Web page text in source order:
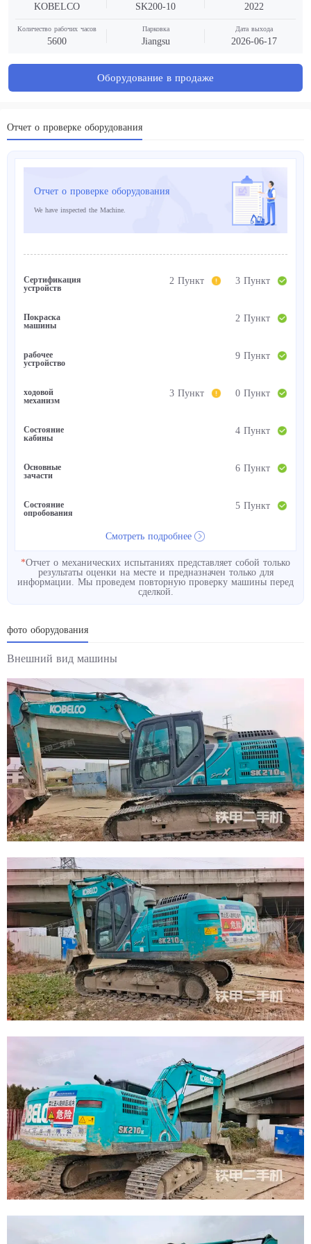
KOBELCO SK200-10 2022
Количество рабочих часов
5600
Парковка
Jiangsu
Дата выхода
2026-06-17
Оборудование в продаже
Отчет о проверке оборудования
Отчет о проверке оборудования
We have inspected the Machine.
Сертификация
устройств
3 Пункт
2 Пункт
Покраска
машины
2 Пункт
рабочее
устройство
9 Пункт
ходовой
механизм
0 Пункт
3 Пункт
Состояние
кабины
4 Пункт
Основные
зачасти
6 Пункт
Состояние
опробования
5 Пункт
Смотреть подробнее
*Отчет о механических испытаниях представляет собой только
результаты оценки на месте и предназначен только для
информации. Мы проведем повторную проверку машины перед
сделкой.
фото оборудования
Внешний вид машины